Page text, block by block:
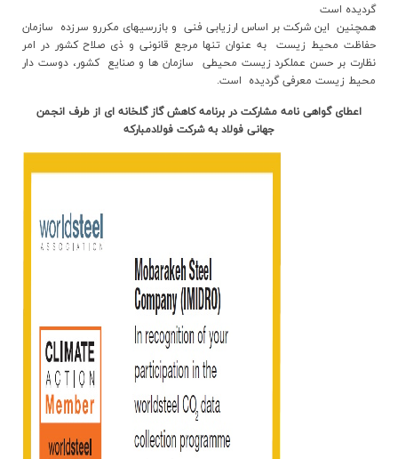
گرديده است
همچنين اين شرکت بر اساس ارزيابي فني و بازرسيهاي مکررو سرزده سازمان
حفاظت محيط زيست به عنوان تنها مرجع قانوني و ذي صلاح کشور در امر
نظارت بر حسن عملکرد زيست محيطي سازمان ها و صنايع کشور، دوست دار
محیط زیست معرفي گرديده است.
اعطاي گواهي نامه مشارکت در برنامه کاهش گاز گلخانه اي از طرف انجمن
جهاني فولاد به شرکت فولادمبارکه